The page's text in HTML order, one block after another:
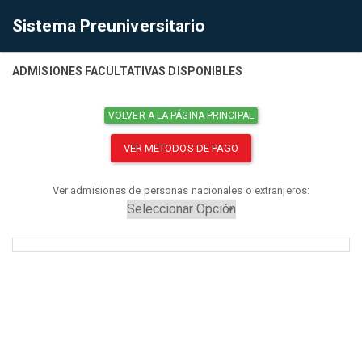
Sistema Preuniversitario
ADMISIONES FACULTATIVAS DISPONIBLES
VOLVER A LA PÁGINA PRINCIPAL
VER METODOS DE PAGO
Ver admisiones de personas nacionales o extranjeros: